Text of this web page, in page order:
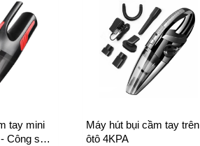
tay mini
Công suất
Máy hút bụi cầm tay trên
ôtô 4KPA